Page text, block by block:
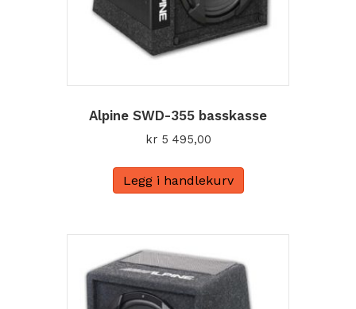
Alpine SWD-355 basskasse
kr5 495,00
Legg i handlekurv